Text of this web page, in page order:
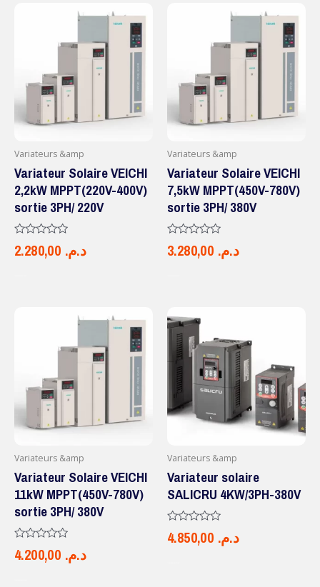
Variateurs &amp
Variateur Solaire VEICHI
2,2kW MPPT(220V-400V)
sortie 3PH/ 220V
Note
0
د.م.
Variateurs &amp
Variateur Solaire VEICHI
7,5kW MPPT(450V-780V)
sortie 3PH/ 380V
Note
0
د.م.
Variateurs &amp
Variateur Solaire VEICHI
11kW MPPT(450V-780V)
sortie 3PH/ 380V
Note
0
د.م.
Variateurs &amp
Variateur solaire
SALICRU 4KW/3PH-380V
Note
0
د.م.